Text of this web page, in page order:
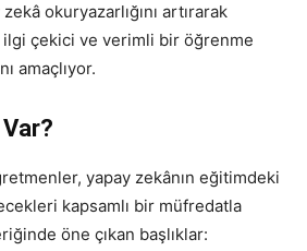
okuryazarlığını artırarak
ilgi çekici ve verimli bir öğrenme
amaçlıyor.
yapay zekânın eğitimdeki
kapsamlı bir müfredatla
öne çıkan başlıklar: